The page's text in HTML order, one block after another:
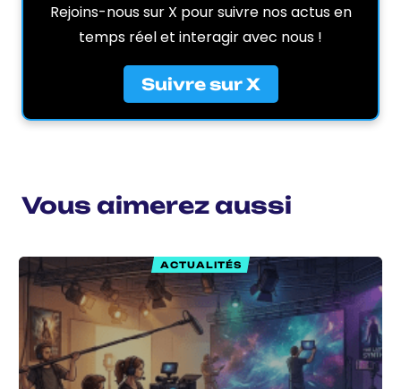
Rejoins-nous sur X pour suivre nos actus en
temps réel et interagir avec nous !
Suivre sur X
Vous aimerez aussi
ACTUALITÉS